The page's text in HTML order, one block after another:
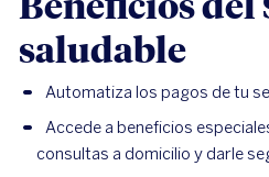
saludable
Automatiza los pagos de tu
Accede a beneficios
consultas a domicilio y darle